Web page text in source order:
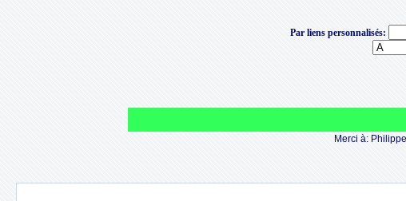
Par liens personnalisés:
Merci à: